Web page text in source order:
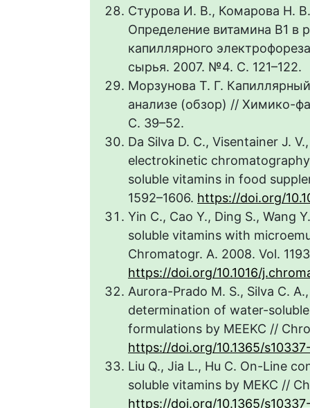
Стурова И. В., Комарова Н.
Определение витамина В1 в
капиллярного
сырья. 2007. №4. С. 121–122.
Морзунова Т. Г.
анализе (обзор) // Химико-
С. 39–52.
Da Silva D. C., Visentainer J.
electrokinetic
soluble vitamins in food
1592–1606. https://doi.org/
Yin C., Cao Y., Ding S., Wang
soluble vitamins with
Chromatogr. A. 2008. Vol.
https://doi.org/10.1016/
Aurora-Prado M. S., Silva C.
determination of water-
formulations by MEEKC //
https://doi.org/10.1365/
Liu Q., Jia L., Hu C. On-Line
soluble vitamins by MEKC //
https://doi.org/10.1365/